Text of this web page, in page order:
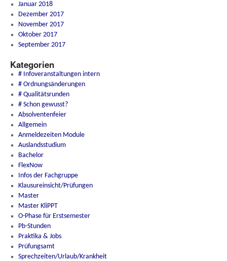
Januar 2018
Dezember 2017
November 2017
Oktober 2017
September 2017
Kategorien
# Infoveranstaltungen intern
# Ordnungsänderungen
# Qualitätsrunden
# Schon gewusst?
Absolventenfeier
Allgemein
Anmeldezeiten Module
Auslandsstudium
Bachelor
FlexNow
Infos der Fachgruppe
Klausureinsicht/Prüfungen
Master
Master KliPPT
O-Phase für Erstsemester
Pb-Stunden
Praktika & Jobs
Prüfungsamt
Sprechzeiten/Urlaub/Krankheit